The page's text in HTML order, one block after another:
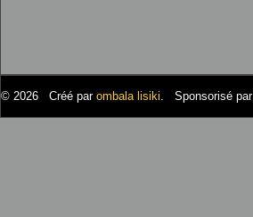
© 2026 Créé par ombala lisiki. Sponsorisé par